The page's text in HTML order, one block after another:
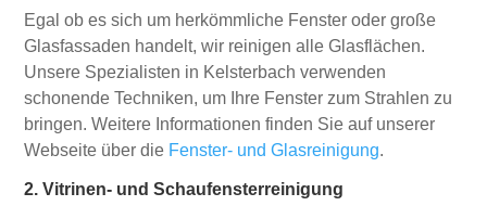
Egal ob es sich um herkömmliche Fenster oder große
Glasfassaden handelt, wir reinigen alle Glasflächen.
Unsere Spezialisten in Kelsterbach verwenden
schonende Techniken, um Ihre Fenster zum Strahlen zu
bringen. Weitere Informationen finden Sie auf unserer
Webseite über die Fenster- und Glasreinigung.
2. Vitrinen- und Schaufensterreinigung